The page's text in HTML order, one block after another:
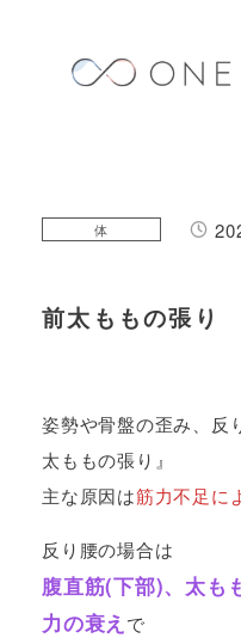
前太ももの張り
投稿日
カテゴリー
体
姿勢や骨盤の歪み、反
太ももの張り』
主な原因は筋力不足に
反り腰の場合は
腹直筋(下部)、太も
力の衰え で